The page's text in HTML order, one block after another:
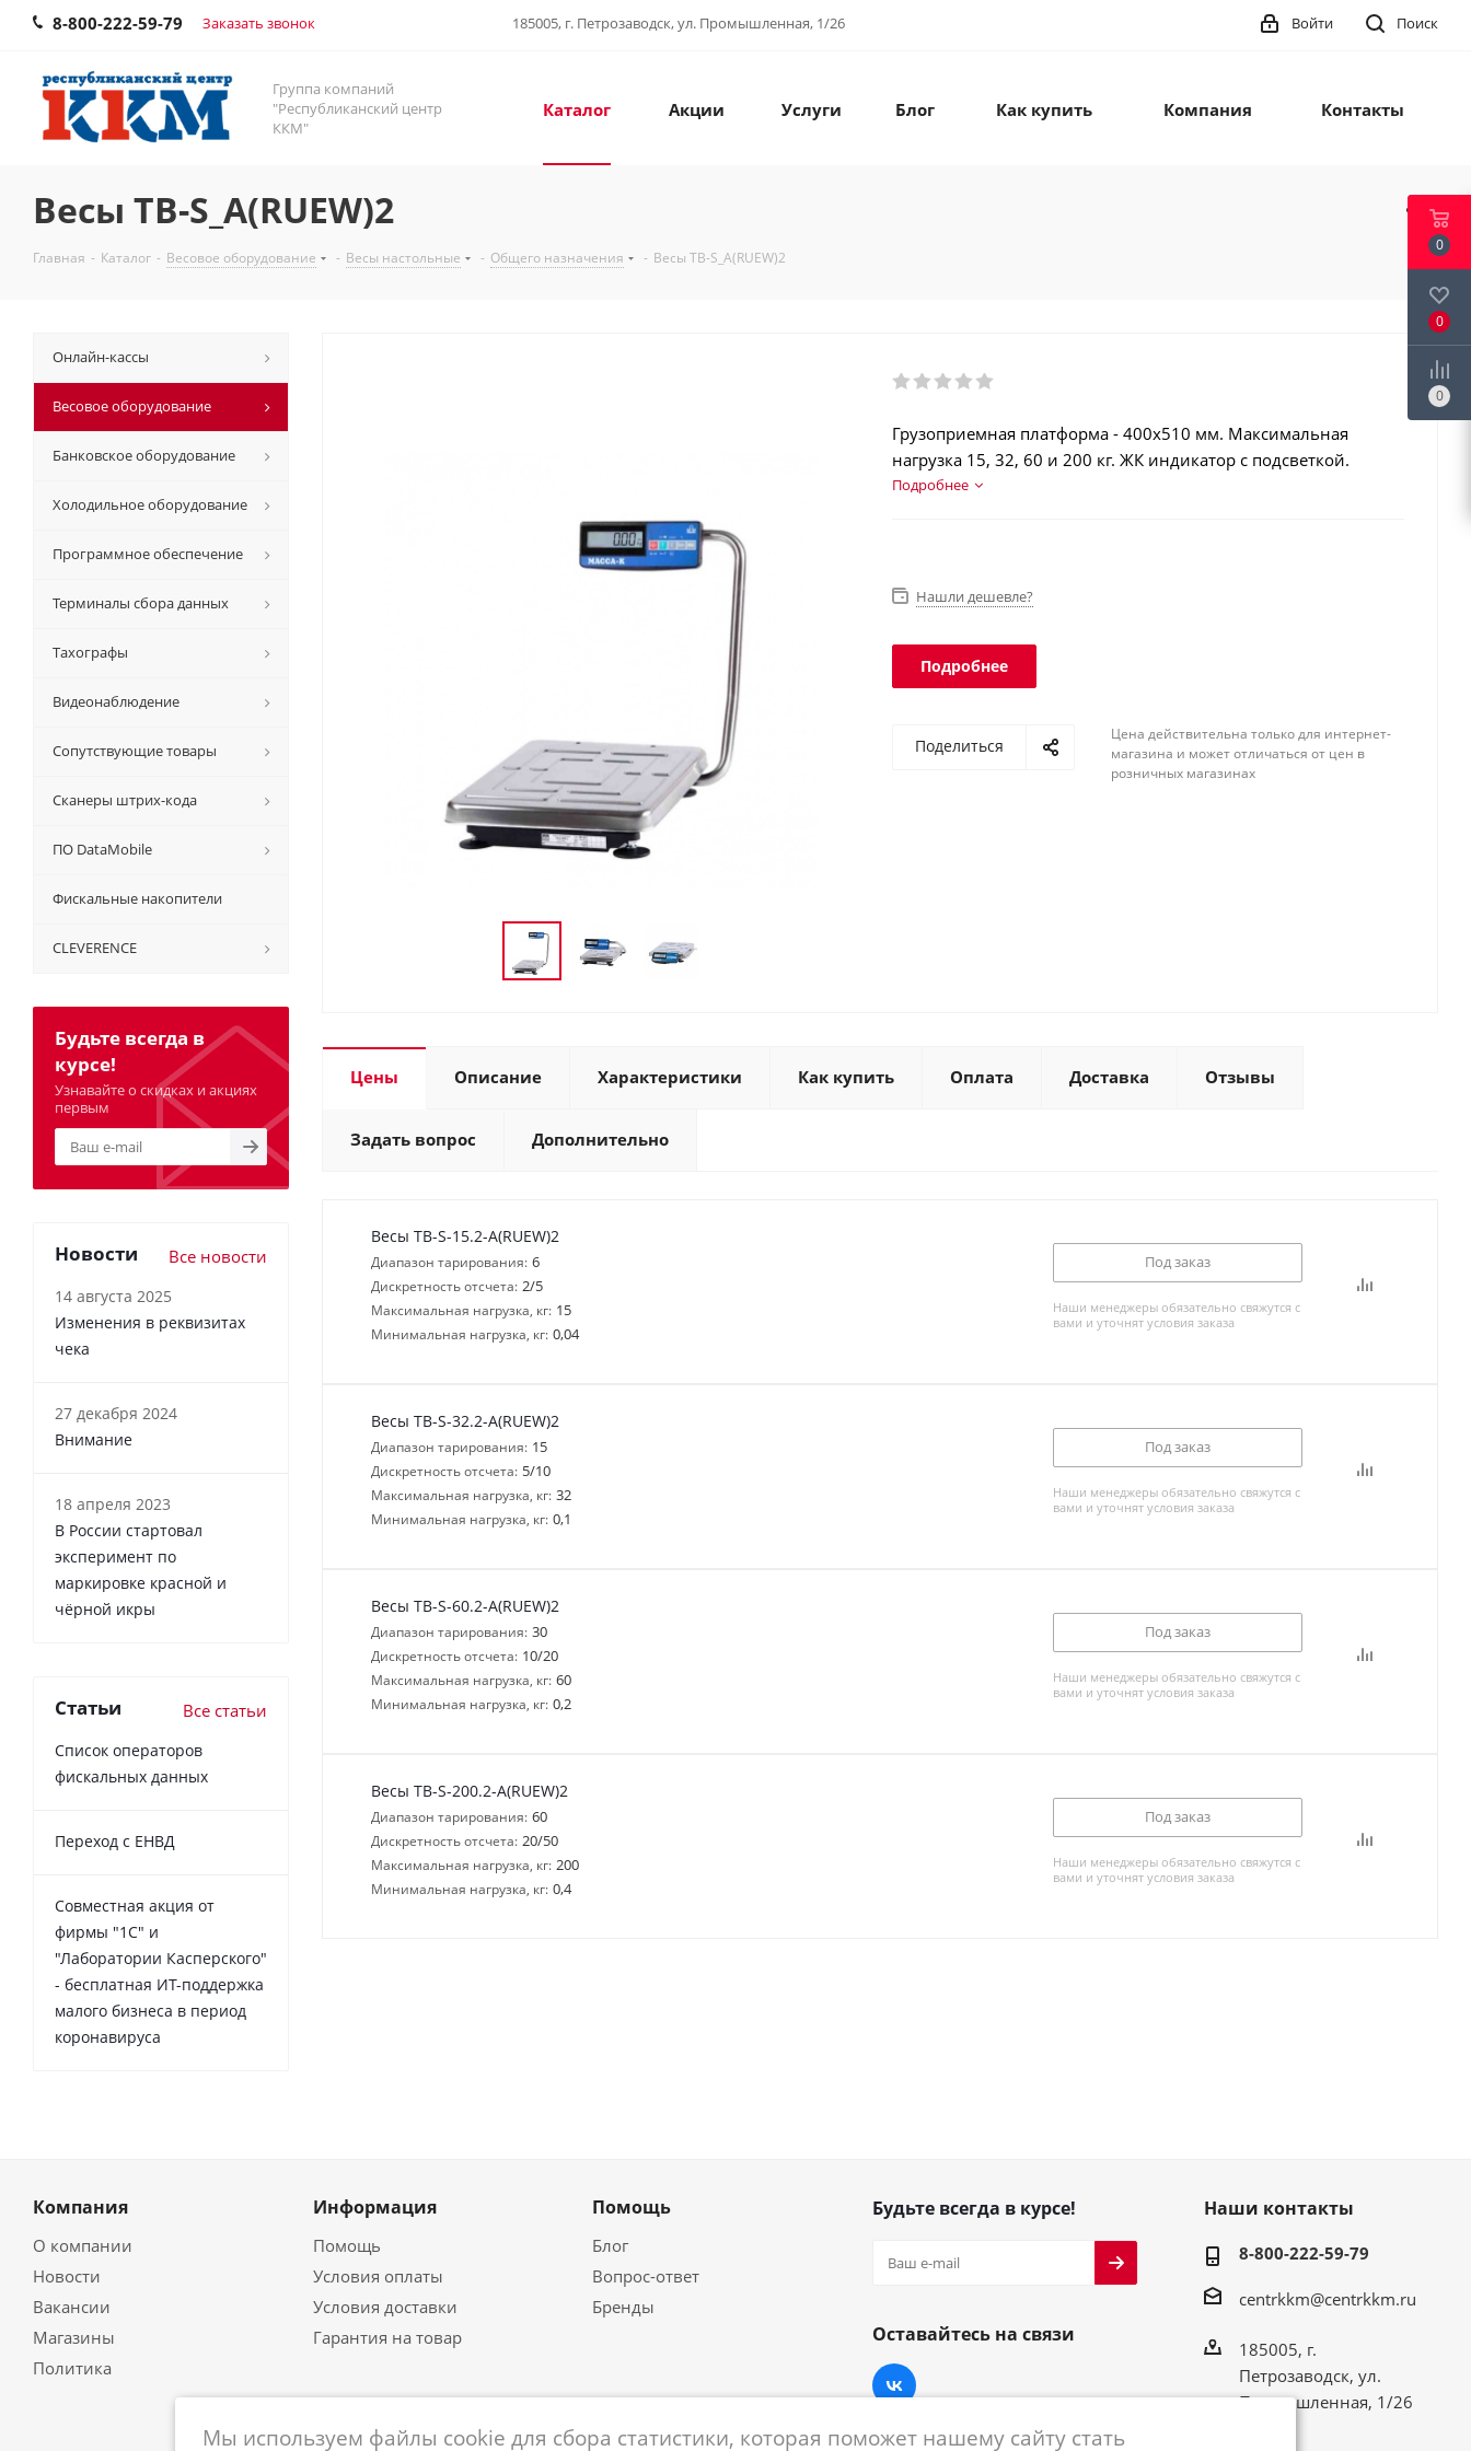
8-800-222-59-79 Заказать звонок 185005, г. Петрозаводск, ул. Промышленная, 1/26 Поиск
Войти
Группа компаний
"Республиканский центр
ККМ"
Каталог Акции Услуги Блог Как купить Компания Контакты
Весы ТВ-S_А(RUEW)2
Главная - Каталог - Весовое оборудование - Весы настольные - Общего назначения - Весы ТВ-S_А(RUEW)2
Грузоприемная платформа - 400х510 мм. Максимальная
нагрузка 15, 32, 60 и 200 кг. ЖК индикатор с подсветкой.
Аккумулятор. Счетный режим. Интерфейсы: RS-232, USB,
Подробнее
Нашли дешевле?
Подробнее
Поделиться
Цена действительна только для интернет-
магазина и может отличаться от цен в
розничных магазинах
Цены Описание Характеристики Как купить Оплата Доставка Отзывы
Задать вопрос Дополнительно
Весы TB-S-15.2-A(RUEW)2
Диапазон тарирования: 6
Дискретность отсчета: 2/5
Максимальная нагрузка, кг: 15
Минимальная нагрузка, кг: 0,04
Под заказ
Наши менеджеры обязательно свяжутся с
вами и уточнят условия заказа
Весы TB-S-32.2-A(RUEW)2
Диапазон тарирования: 15
Дискретность отсчета: 5/10
Максимальная нагрузка, кг: 32
Минимальная нагрузка, кг: 0,1
Под заказ
Наши менеджеры обязательно свяжутся с
вами и уточнят условия заказа
Весы TB-S-60.2-A(RUEW)2
Диапазон тарирования: 30
Дискретность отсчета: 10/20
Максимальная нагрузка, кг: 60
Минимальная нагрузка, кг: 0,2
Под заказ
Наши менеджеры обязательно свяжутся с
вами и уточнят условия заказа
Весы TB-S-200.2-A(RUEW)2
Диапазон тарирования: 60
Дискретность отсчета: 20/50
Максимальная нагрузка, кг: 200
Минимальная нагрузка, кг: 0,4
Под заказ
Наши менеджеры обязательно свяжутся с
вами и уточнят условия заказа
Онлайн-кассы
Весовое оборудование
Банковское оборудование
Холодильное оборудование
Программное обеспечение
Терминалы сбора данных
Тахографы
Видеонаблюдение
Сопутствующие товары
Сканеры штрих-кода
ПО DataMobile
Фискальные накопители
CLEVERENCE
Будьте всегда в
курсе!
Узнавайте о скидках и акциях
первым
Новости Все новости
14 августа 2025
Изменения в реквизитах
чека
27 декабря 2024
Внимание
18 апреля 2023
В России cтартовал
эксперимент по
маркировке красной и
чёрной икры
Статьи Все статьи
Список операторов
фискальных данных
Переход с ЕНВД
Совместная акция от
фирмы "1С" и
"Лаборатории Касперского"
- бесплатная ИТ-поддержка
малого бизнеса в период
коронавируса
Компания
О компании
Новости
Вакансии
Магазины
Политика
Информация
Помощь
Условия оплаты
Условия доставки
Гарантия на товар
Помощь
Блог
Вопрос-ответ
Бренды
Будьте всегда в курсе!
Оставайтесь на связи
Наши контакты
8-800-222-59-79
centrkkm@centrkkm.ru
185005, г.
Петрозаводск, ул.
Промышленная, 1/26
Мы используем файлы cookie для сбора статистики, которая поможет нашему сайту стать
0
0
0